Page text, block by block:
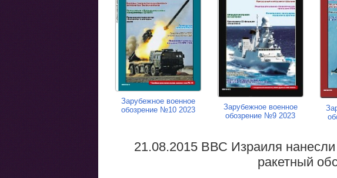
Зарубежное военное
обозрение №10 2023
Зарубежное военное
обозрение №9 2023
21.08.2015 ВВС Израиля
ракетный